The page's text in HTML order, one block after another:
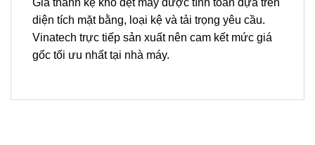
diện tích mặt bằng, loại kệ và tải trọng yêu cầu.
Vinatech trực tiếp sản xuất nên cam kết mức giá
gốc tối ưu nhất tại nhà máy.